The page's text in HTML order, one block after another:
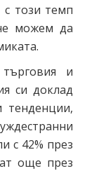
с този темп
можем да
и
си доклад
тенденции,
с 42% през
още през